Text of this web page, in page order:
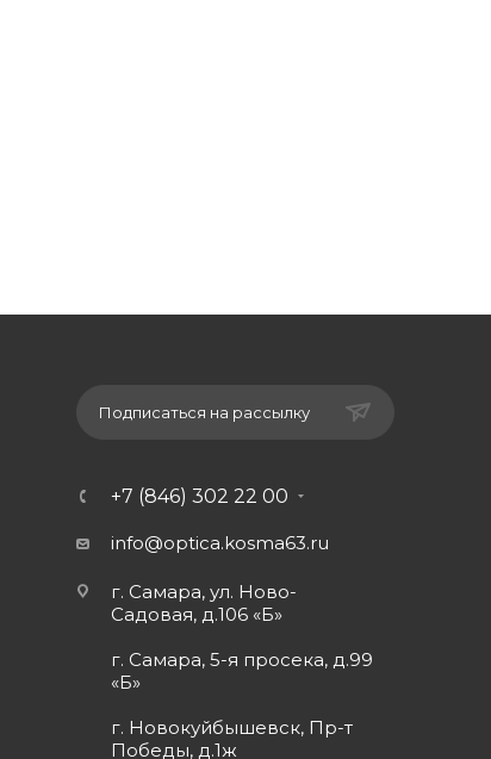
Подписаться на рассылку
+7 (846) 302 22 00
info@optica.kosma63.ru
г. Самара, ул. Ново-
Садовая, д.106 «Б»
г. Самара, 5-я просека, д.99
«Б»
г. Новокуйбышевск, Пр-т
Победы, д.1ж